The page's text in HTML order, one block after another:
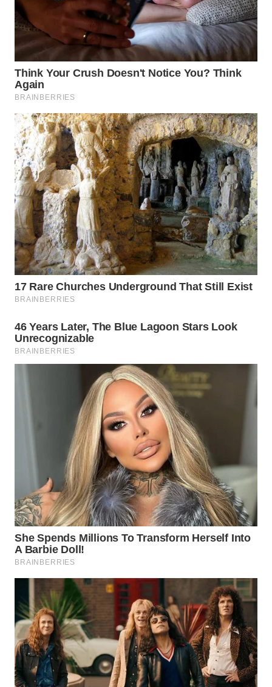
WN
SUBANG
WN
SUKABUMI
WN
PURWAKARTA
WN
PRIANGAN
TIMUR
WN
SEMARANG
WN
SOLO
BOROBUDUR
WN
MADURA
WN
BINTAN
WN
MANDALIKA
WN
LIKUPANG
WN
LABUANBAJO
WN
BORNEO